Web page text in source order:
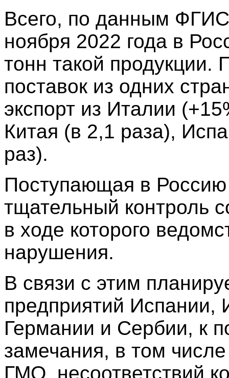
Всего, по данным
ноября 2022 года в
тонн такой
поставок из одних
экспорт из Италии
Китая (в 2,1 раза),
раз).
Поступающая в Россию
тщательный контроль
в ходе которого
нарушения.
В связи с этим
предприятий
Германии и Сербии, к
замечания, в том
ГМО, несоответствий